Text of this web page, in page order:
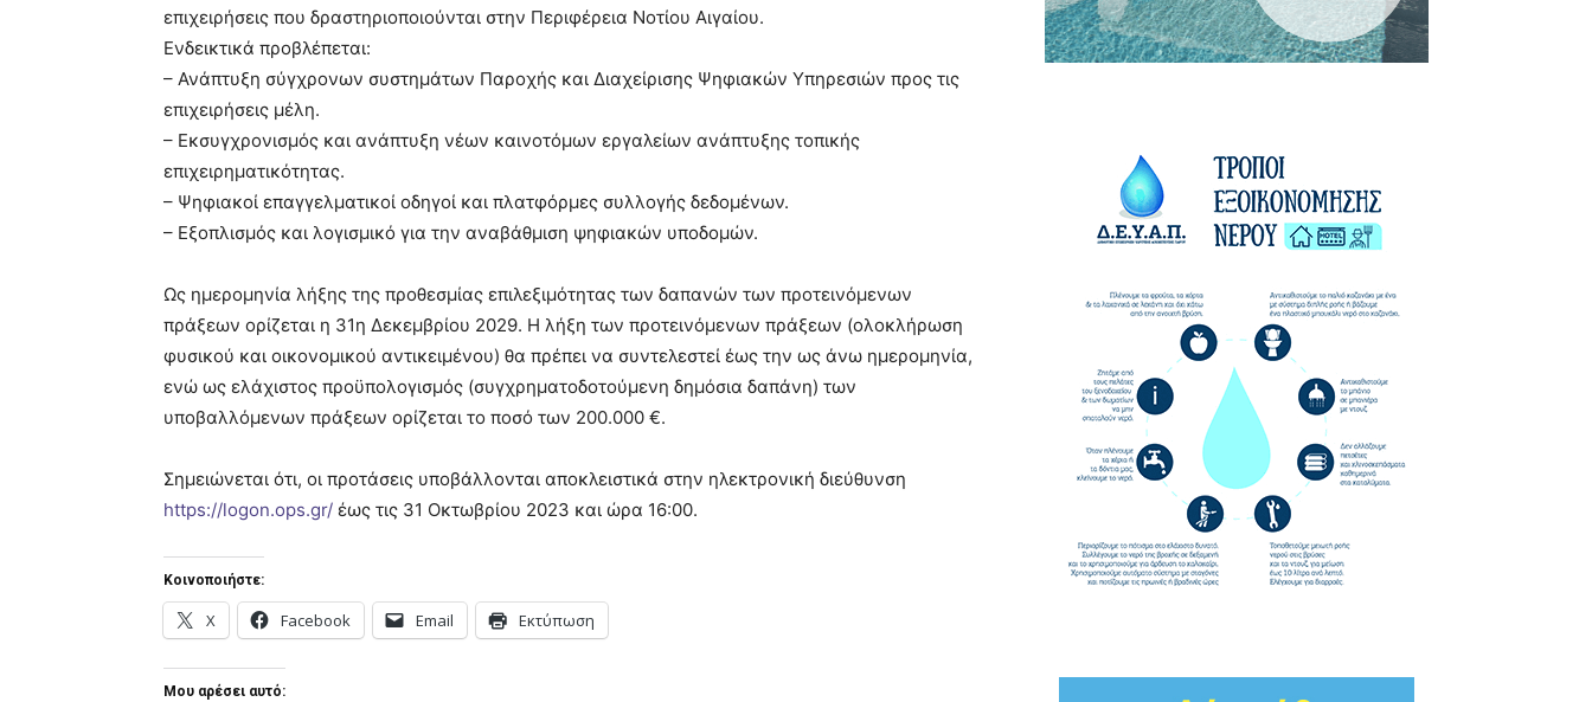
επιχειρήσεις που δραστηριοποιούνται στην Περιφέρεια Νοτίου Αιγαίου.
Ενδεικτικά προβλέπεται:
– Ανάπτυξη σύγχρονων συστημάτων Παροχής και Διαχείρισης Ψηφιακών Υπηρεσιών προς τις
επιχειρήσεις μέλη.
– Εκσυγχρονισμός και ανάπτυξη νέων καινοτόμων εργαλείων ανάπτυξης τοπικής
επιχειρηματικότητας.
– Ψηφιακοί επαγγελματικοί οδηγοί και πλατφόρμες συλλογής δεδομένων.
– Εξοπλισμός και λογισμικό για την αναβάθμιση ψηφιακών υποδομών.
Ως ημερομηνία λήξης της προθεσμίας επιλεξιμότητας των δαπανών των προτεινόμενων
πράξεων ορίζεται η 31η Δεκεμβρίου 2029. Η λήξη των προτεινόμενων πράξεων (ολοκλήρωση
φυσικού και οικονομικού αντικειμένου) θα πρέπει να συντελεστεί έως την ως άνω ημερομηνία,
ενώ ως ελάχιστος προϋπολογισμός (συγχρηματοδοτούμενη δημόσια δαπάνη) των
υποβαλλόμενων πράξεων ορίζεται το ποσό των 200.000 €.
Σημειώνεται ότι, οι προτάσεις υποβάλλονται αποκλειστικά στην ηλεκτρονική διεύθυνση
https://logon.ops.gr/ έως τις 31 Οκτωβρίου 2023 και ώρα 16:00.
Κοινοποιήστε:
X Facebook Email Εκτύπωση
Μου αρέσει αυτό: